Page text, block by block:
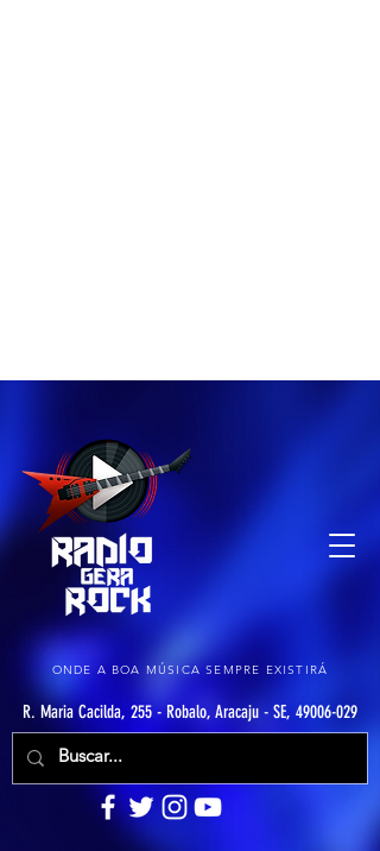
ONDE A BOA MÚSICA SEMPRE EXISTIRÁ
R. Maria Cacilda, 255 - Robalo, Aracaju - SE, 49006-029